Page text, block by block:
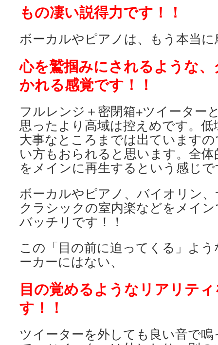
もの凄い説得力です！！
ボーカルやピアノは、もう本当
心を鷲掴みにされるような
かれる感覚です！！
フルレンジ＋密閉箱+ツイーター
思ったより高域は控えめです。
大事なところまでは出ています
い方もおられると思います。全
をメインに再生するという感じ
ボーカルやピアノ、バイオリン
クラシックの室内楽などをメイ
バッチリです！！
この「目の前に迫ってくる」よ
ーカーにはない、
目の覚めるようなリアリテ
す！！
ツイーターを外しても良い音で